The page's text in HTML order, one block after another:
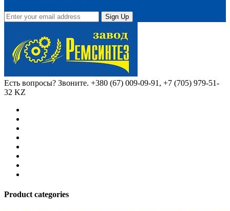
Sign Up
Есть вопросы? Звоните. +380 (67) 009-09-91, +7 (705) 979-51-
32 KZ
Product categories